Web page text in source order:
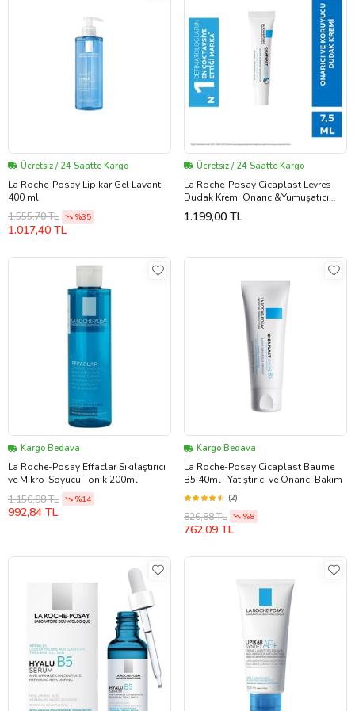
Ücretsiz / 24 Saatte Kargo
La Roche-Posay Lipikar Gel Lavant
400 ml
1.555,70 TL
%35
1.017,40 TL
Ücretsiz / 24 Saatte Kargo
La Roche-Posay Cicaplast Levres
Dudak Kremi Onarıcı&Yumuşatıcı
Yıpranmış Dudaklar 7.5Ml
1.199,00 TL
Kargo Bedava
La Roche-Posay Effaclar Sıkılaştırıcı
ve Mikro-Soyucu Tonik 200ml
1.156,88 TL
%14
992,84 TL
Kargo Bedava
La Roche-Posay Cicaplast Baume
B5 40ml- Yatıştırıcı ve Onarıcı Bakım
(2)
826,88 TL %8
762,09 TL